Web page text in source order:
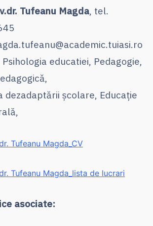
Tufeanu Magda, tel.
educatiei, Pedagogie,
dezadaptării școlare, Educație
Tufeanu Magda_CV
Tufeanu Magda_lista de lucrari
asociate: